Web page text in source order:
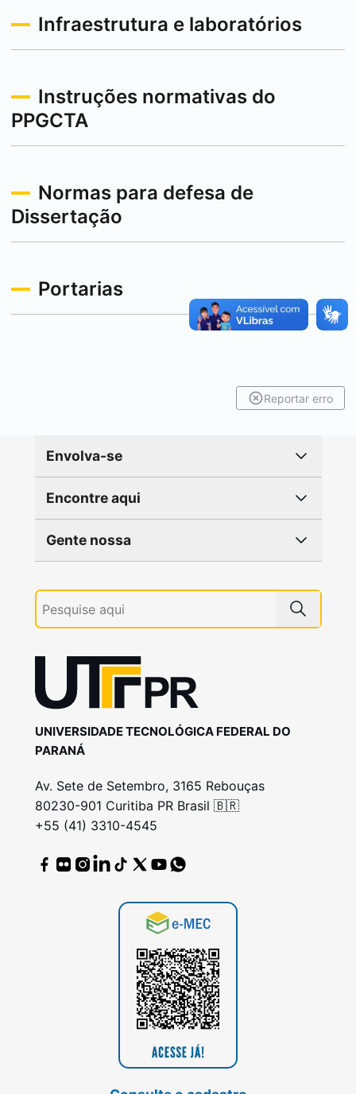
Infraestrutura e laboratórios
Instruções normativas do
PPGCTA
Normas para defesa de
Dissertação
Portarias
Reportar erro
Envolva-se
Encontre aqui
Gente nossa
UNIVERSIDADE TECNOLÓGICA FEDERAL DO
PARANÁ
Av. Sete de Setembro, 3165 Rebouças
80230-901 Curitiba PR Brasil 🇧🇷
+55 (41) 3310-4545